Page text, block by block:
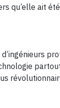
qu’elle ait